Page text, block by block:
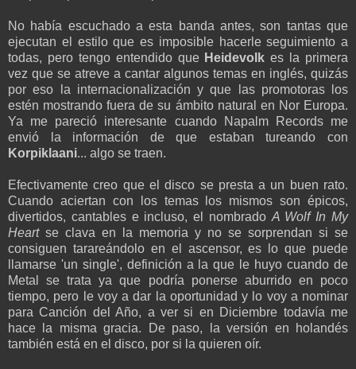
No había escuchado a esta banda antes, son tantas que
ejecutan el estilo que es imposible hacerle seguimiento a
todas, pero tengo entendido que Heidevolk es la primera
vez que se atreve a cantar algunos temas en inglés, quizás
por eso la internacionalización y que las promotoras los
estén mostrando fuera de su ámbito natural en Nor Europa.
Ya me pareció interesante cuando Napalm Records me
envió la información de que estaban tureando con
Korpiklaani... algo se traen.
Efectivamente creo que el disco se presta a un buen rato.
Cuando aciertan con los temas los mismos son épicos,
divertidos, cantables e incluso, el nombradoA Wolf In My
Heartse clava en la memoria y no se sorprendan si se
consiguen tarareándolo en el ascensor, es lo que puede
llamarse 'un single', definición a la que le huyo cuando de
Metal se trata ya que podría ponerse aburrido en poco
tiempo, pero le voy a dar la oportunidad y lo voy a nominar
para Canción del Año, a ver si en Diciembre todavía me
hace la misma gracia. De paso, la versión en holandés
también está en el disco, por si la quieren oír.